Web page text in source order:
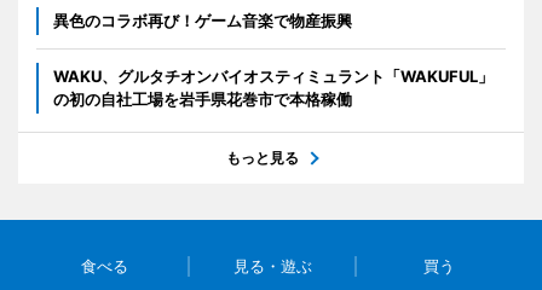
異色のコラボ再び！ゲーム音楽で物産振興
WAKU、グルタチオンバイオスティミュラント「WAKUFUL」
の初の自社工場を岩手県花巻市で本格稼働
もっと見る
食べる 見る・遊ぶ 買う